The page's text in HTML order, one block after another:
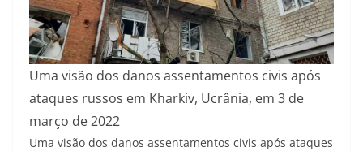
Uma visão dos danos assentamentos civis após
ataques russos em Kharkiv, Ucrânia, em 3 de
março de 2022
Uma visão dos danos assentamentos civis após ataques